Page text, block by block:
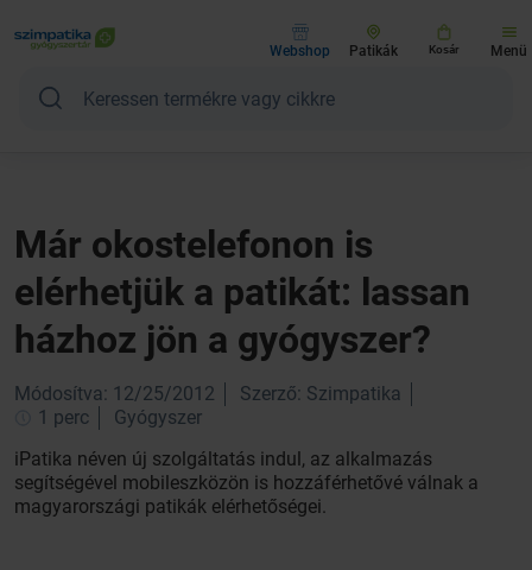
Webshop Patikák Kosár Menü
Már okostelefonon is
elérhetjük a patikát: lassan
házhoz jön a gyógyszer?
Módosítva: 12/25/2012
Szerző: Szimpatika
1 perc
Gyógyszer
iPatika néven új szolgáltatás indul, az alkalmazás
segítségével mobileszközön is hozzáférhetővé válnak a
magyarországi patikák elérhetőségei.